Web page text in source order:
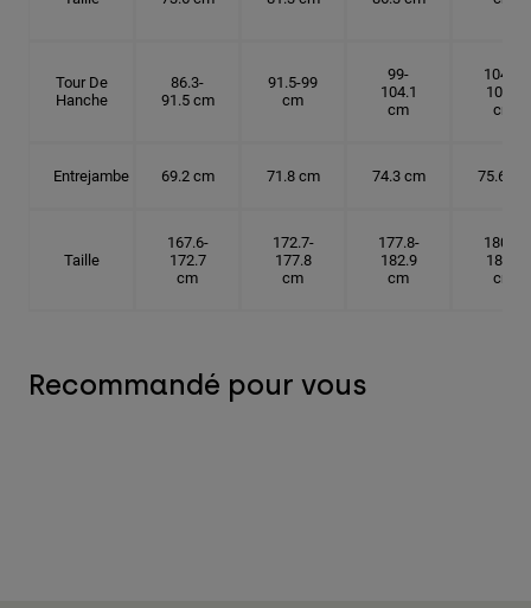
Tour De
Hanche
86.3-
91.5 cm
91.5-99
cm
99-
104.1
cm
104.1-
109.2
cm
Entrejambe 69.2 cm 71.8 cm 74.3 cm 75.6 cm
Taille
167.6-
172.7
cm
172.7-
177.8
cm
177.8-
182.9
cm
180.3-
185.5
cm
Recommandé pour vous